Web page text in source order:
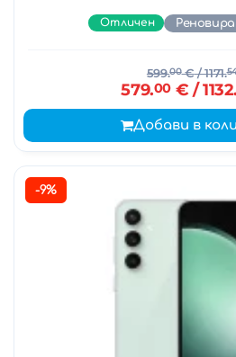
Отличен
599.00€/ 1171.
579.00€ / 1132.
Добави в
-9%